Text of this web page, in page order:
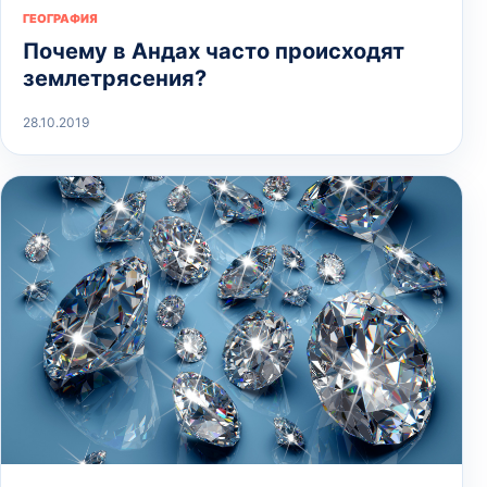
ГЕОГРАФИЯ
Почему в Андах часто происходят
землетрясения?
28.10.2019